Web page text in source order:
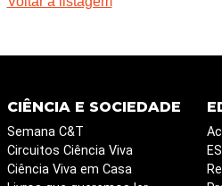
CIÊNCIA E SOCIEDADE
Semana C&T
Circuitos Ciência Viva
Ciência Viva em Casa